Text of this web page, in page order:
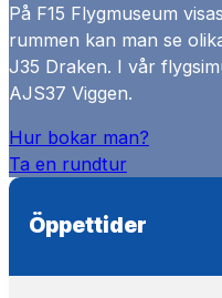
På F15 Flygmuseum
rummen kan man se
J35 Draken. I vår
AJS37 Viggen.
Hur bokar man?
Ta en rundtur
Öppettider